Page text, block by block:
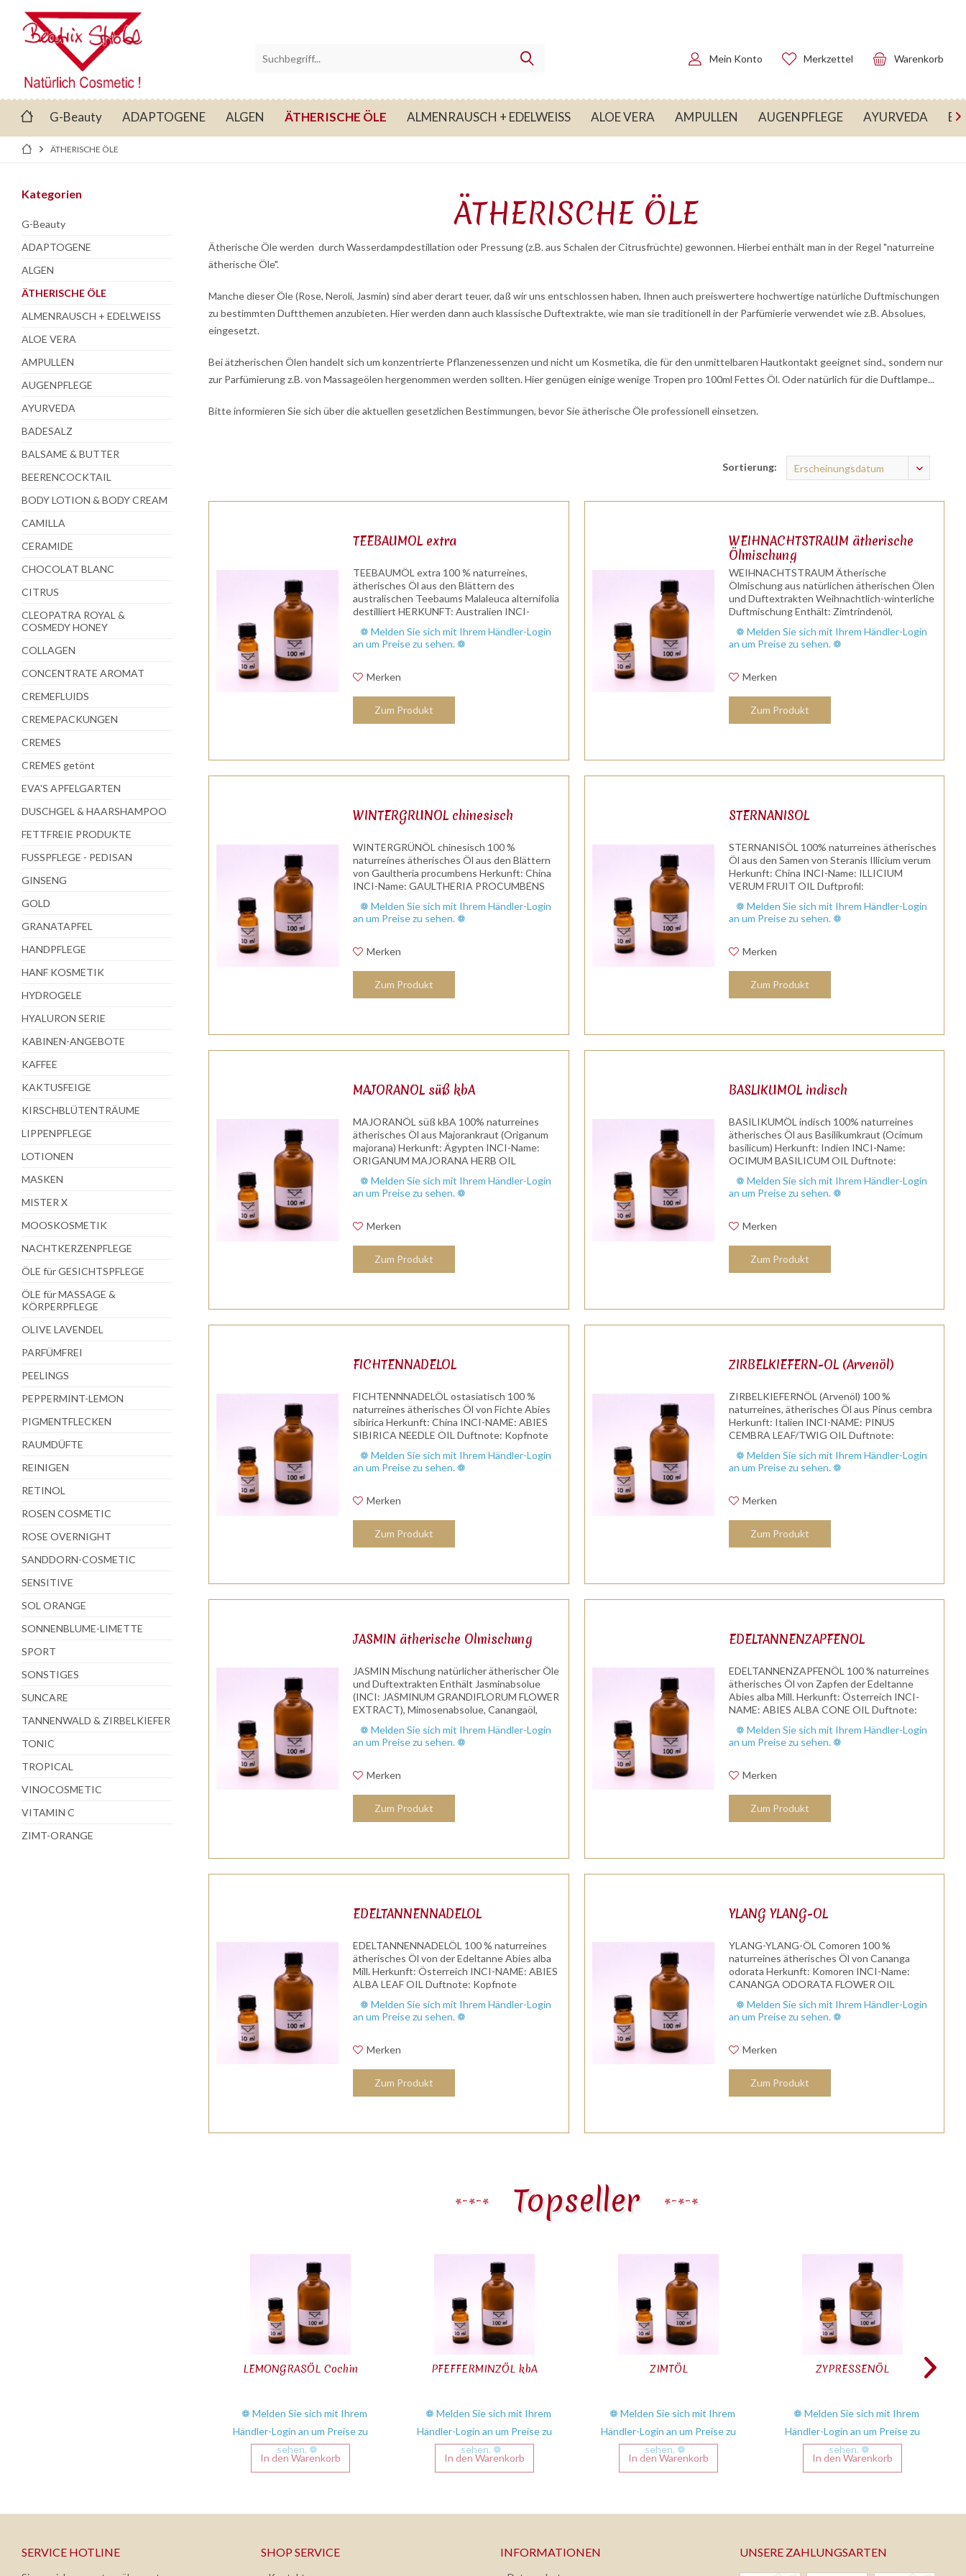
Warenkorb
Merkzettel
Mein Konto
G-Beauty ADAPTOGENE ALGEN ÄTHERISCHE ÖLE ALMENRAUSCH + EDELWEISS ALOE VERA AMPULLEN AUGENPFLEGE AYURVEDA 
ÄTHERISCHE ÖLE
Kategorien
G-Beauty
ADAPTOGENE
ALGEN
ÄTHERISCHE ÖLE
ALMENRAUSCH + EDELWEISS
ALOE VERA
AMPULLEN
AUGENPFLEGE
AYURVEDA
BADESALZ
BALSAME & BUTTER
BEERENCOCKTAIL
BODY LOTION & BODY CREAM
CAMILLA
CERAMIDE
CHOCOLAT BLANC
CITRUS
CLEOPATRA ROYAL &
COSMEDY HONEY
COLLAGEN
CONCENTRATE AROMAT
CREMEFLUIDS
CREMEPACKUNGEN
CREMES
CREMES getönt
EVA'S APFELGARTEN
DUSCHGEL & HAARSHAMPOO
FETTFREIE PRODUKTE
FUSSPFLEGE - PEDISAN
GINSENG
GOLD
GRANATAPFEL
HANDPFLEGE
HANF KOSMETIK
HYDROGELE
HYALURON SERIE
KABINEN-ANGEBOTE
KAFFEE
KAKTUSFEIGE
KIRSCHBLÜTENTRÄUME
LIPPENPFLEGE
LOTIONEN
MASKEN
MISTER X
MOOSKOSMETIK
NACHTKERZENPFLEGE
ÖLE für GESICHTSPFLEGE
ÖLE für MASSAGE &
KÖRPERPFLEGE
OLIVE LAVENDEL
PARFÜMFREI
PEELINGS
PEPPERMINT-LEMON
PIGMENTFLECKEN
RAUMDÜFTE
REINIGEN
RETINOL
ROSEN COSMETIC
ROSE OVERNIGHT
SANDDORN-COSMETIC
SENSITIVE
SOL ORANGE
SONNENBLUME-LIMETTE
SPORT
SONSTIGES
SUNCARE
TANNENWALD & ZIRBELKIEFER
TONIC
TROPICAL
VINOCOSMETIC
VITAMIN C
ZIMT-ORANGE
Topseller
LEMONGRASÖL Cochin
❁ Melden Sie sich mit Ihrem
Händler-Login an um Preise zu
sehen. ❁
In den Warenkorb
PFEFFERMINZÖL kbA
❁ Melden Sie sich mit Ihrem
Händler-Login an um Preise zu
sehen. ❁
In den Warenkorb
ZIMTÖL
❁ Melden Sie sich mit Ihrem
Händler-Login an um Preise zu
sehen. ❁
In den Warenkorb
ZYPRESSENÖL
❁ Melden Sie sich mit Ihrem
Händler-Login an um Preise zu
sehen. ❁
In den Warenkorb
Sortierung:
TEEBAUMÖL extra
TEEBAUMÖL extra 100 % naturreines,
ätherisches Öl aus den Blättern des
australischen Teebaums Malaleuca alternifolia
destilliert HERKUNFT: Australien INCI-
NAME: MALALEUCA ALTERNIFOLIA LEAF
OIL Duftnote: Kopf-/Herznote Duftprofil :...
❁ Melden Sie sich mit Ihrem Händler-Login
an um Preise zu sehen. ❁
Merken
Zum Produkt
WEIHNACHTSTRAUM ätherische
Ölmischung
WEIHNACHTSTRAUM Ätherische
Ölmischung aus natürlichen ätherischen Ölen
und Duftextrakten Weihnachtlich-winterliche
Duftmischung Enthält: Zimtrindenöl,
Muskatnussöl, Steranisöl, Orangenöl, u.a.
Duftnote: Herznote / Kopfnote /Basisnote...
❁ Melden Sie sich mit Ihrem Händler-Login
an um Preise zu sehen. ❁
Merken
Zum Produkt
WINTERGRÜNÖL chinesisch
WINTERGRÜNÖL chinesisch 100 %
naturreines ätherisches Öl aus den Blättern
von Gaultheria procumbens Herkunft: China
INCI-Name: GAULTHERIA PROCUMBENS
charakteristisch krautig Wirkung: erdend,...
❁ Melden Sie sich mit Ihrem Händler-Login
an um Preise zu sehen. ❁
Merken
Zum Produkt
STERNANISÖL
STERNANISÖL 100% naturreines ätherisches
Öl aus den Samen von Steranis Illicium verum
Herkunft: China INCI-Name: ILLICIUM
VERUM FRUIT OIL Duftprofil:
Kopfnote Ayurveda Dosha : K-, V-, P+
Wirkung:...
❁ Melden Sie sich mit Ihrem Händler-Login
an um Preise zu sehen. ❁
Merken
Zum Produkt
MAJORANÖL süß kbA
MAJORANÖL süß kBA 100% naturreines
ätherisches Öl aus Majorankraut (Origanum
majorana) Herkunft: Ägypten INCI-Name:
ORIGANUM MAJORANA HERB OIL
mediterraner Kräuterduft Wirkung:
anregend...
❁ Melden Sie sich mit Ihrem Händler-Login
an um Preise zu sehen. ❁
Merken
Zum Produkt
BASLIKUMÖL indisch
BASILIKUMÖL indisch 100% naturreines
ätherisches Öl aus Basilikumkraut (Ocimum
basilicum) Herkunft: Indien INCI-Name:
OCIMUM BASILICUM OIL Duftnote:
Kräuterduft Wirkung: anregend Ayurveda-
Dosha:...
❁ Melden Sie sich mit Ihrem Händler-Login
an um Preise zu sehen. ❁
Merken
Zum Produkt
FICHTENNADELÖL
FICHTENNNADELÖL ostasiatisch 100 %
naturreines ätherisches Öl von Fichte Abies
sibirica Herkunft: China INCI-NAME: ABIES
SIBIRICA NEEDLE OIL Duftnote: Kopfnote
harzig, Waldduft, Tannenduft....
❁ Melden Sie sich mit Ihrem Händler-Login
an um Preise zu sehen. ❁
Merken
Zum Produkt
ZIRBELKIEFERN-ÖL (Arvenöl)
ZIRBELKIEFERNÖL (Arvenöl) 100 %
naturreines, ätherisches Öl aus Pinus cembra
Herkunft: Italien INCI-NAME: PINUS
CEMBRA LEAF/TWIG OIL Duftnote:
intensiver Kiefernduft Wirkung: kräftigend,...
❁ Melden Sie sich mit Ihrem Händler-Login
an um Preise zu sehen. ❁
Merken
Zum Produkt
JASMIN ätherische Ölmischung
JASMIN Mischung natürlicher ätherischer Öle
und Duftextrakten Enthält Jasminabsolue
(INCI: JASMINUM GRANDIFLORUM FLOWER
EXTRACT), Mimosenabsolue, Canangaöl,
Kopfnote Duftprofil: inensiver...
❁ Melden Sie sich mit Ihrem Händler-Login
an um Preise zu sehen. ❁
Merken
Zum Produkt
EDELTANNENZAPFENÖL
EDELTANNENZAPFENÖL 100 % naturreines
ätherisches Öl von Zapfen der Edeltanne
Abies alba Mill. Herkunft: Österreich INCI-
NAME: ABIES ALBA CONE OIL Duftnote:
frisch, klar, harzig, Waldduft,...
❁ Melden Sie sich mit Ihrem Händler-Login
an um Preise zu sehen. ❁
Merken
Zum Produkt
EDELTANNENNADELÖL
EDELTANNENNADELÖL 100 % naturreines
ätherisches Öl von der Edeltanne Abies alba
Mill. Herkunft: Österreich INCI-NAME: ABIES
ALBA LEAF OIL Duftnote: Kopfnote
harzig, Waldduft, intensiver...
❁ Melden Sie sich mit Ihrem Händler-Login
an um Preise zu sehen. ❁
Merken
Zum Produkt
YLANG YLANG-ÖL
YLANG-YLANG-ÖL Comoren 100 %
naturreines ätherisches Öl von Cananga
odorata Herkunft: Komoren INCI-Name:
CANANGA ODORATA FLOWER OIL
sinnlich, exotisch, Blütenaroma Wirkung:
stimmt sinnlich und...
❁ Melden Sie sich mit Ihrem Händler-Login
an um Preise zu sehen. ❁
Merken
Zum Produkt
ÄTHERISCHE ÖLE
Ätherische Öle werden durch Wasserdampdestillation oder Pressung (z.B. aus Schalen der Citrusfrüchte) gewonnen. Hierbei enthält man in der Regel "naturreine
ätherische Öle".
Manche dieser Öle (Rose, Neroli, Jasmin) sind aber derart teuer, daß wir uns entschlossen haben, Ihnen auch preiswertere hochwertige natürliche Duftmischungen
zu bestimmten Duftthemen anzubieten. Hier werden dann auch klassische Duftextrakte, wie man sie traditionell in der Parfümierie verwendet wie z.B. Absolues,
eingesetzt.
Bei ätzherischen Ölen handelt sich um konzentrierte Pflanzenessenzen und nicht um Kosmetika, die für den unmittelbaren Hautkontakt geeignet sind., sondern nur
zur Parfümierung z.B. von Massageölen hergenommen werden sollten. Hier genügen einige wenige Tropen pro 100ml Fettes Öl. Oder natürlich für die Duftlampe...
Bitte informieren Sie sich über die aktuellen gesetzlichen Bestimmungen, bevor Sie ätherische Öle professionell einsetzen.
SERVICE HOTLINE SHOP SERVICE INFORMATIONEN UNSERE ZAHLUNGSARTEN